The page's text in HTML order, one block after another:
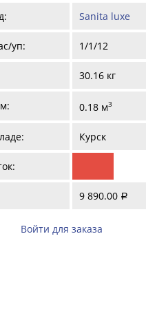
Sanita luxe
уп: 1/1/12
30.16 кг
0.18 м3
Курск
9 890.00 a
Войти для заказа